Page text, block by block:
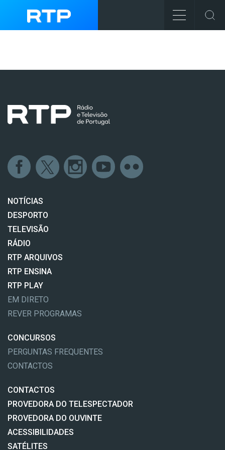
NOTÍCIAS
DESPORTO
TELEVISÃO
RÁDIO
RTP ARQUIVOS
RTP ENSINA
RTP PLAY
EM DIRETO
REVER PROGRAMAS
CONCURSOS
PERGUNTAS FREQUENTES
CONTACTOS
CONTACTOS
PROVEDORA DO TELESPECTADOR
PROVEDORA DO OUVINTE
ACESSIBILIDADES
SATÉLITES